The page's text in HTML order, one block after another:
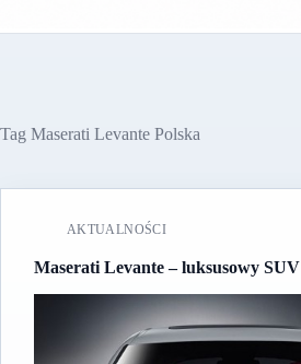
Tag Maserati Levante Polska
AKTUALNOŚCI
Maserati Levante – luksusowy SUV